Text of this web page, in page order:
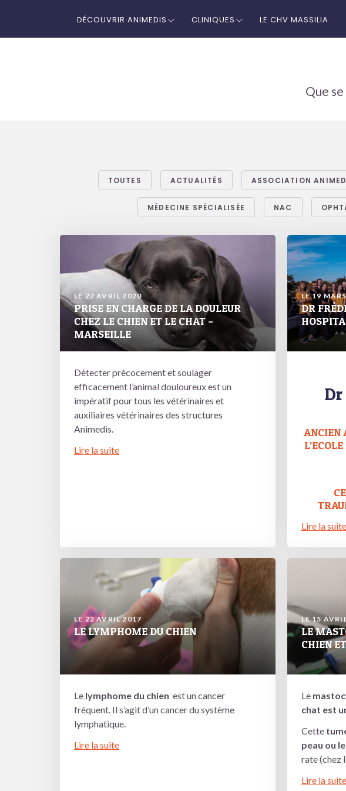
DÉCOUVRIR ANIMEDIS CLINIQUES LE CHV MASSILIA
Que
TOUTES ACTUALITÉS ASSOCIATION
MÉDECINE SPÉCIALISÉE NAC
LE 22 AVRIL 2020
PRISE EN CHARGE DE LA DOULEUR
CHEZ LE CHIEN ET LE CHAT –
MARSEILLE
Détecter précocement et soulager
efficacement l’animal douloureux est un
impératif pour tous les vétérinaires et
auxiliaires vétérinaires des structures
Animedis.
Lire la suite
LE 19
DR
ANCIEN
Lire la suite
LE 22 AVRIL 2017
LE LYMPHOME DU CHIEN
Le lymphome du chien est un cancer
fréquent. Il s’agit d’un cancer du système
lymphatique.
Lire la suite
LE 15
LE
CHIEN
Le
chat est
Cette
peau ou
rate (chez
Lire la suite